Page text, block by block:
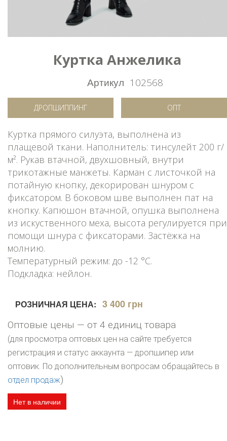
Куртка Анжелика
Артикул 102568
ДРОПШИППИНГ ОПТ
Куртка прямого силуэта, выполнена из
плащевой ткани. Наполнитель: тинсулейт 200 г/
м². Рукав втачной, двухшовный, внутри
трикотажные манжеты. Карман с листочкой на
потайную кнопку, декорирован шнуром с
фиксатором. В боковом шве выполнен пат на
кнопку. Капюшон втачной, опушка выполнена
из искуственного меха, высота регулируется при
помощи шнура с фиксаторами. Застёжка на
молнию.
Температурный режим: до -12 °C.
Подкладка: нейлон.
РОЗНИЧНАЯ ЦЕНА: 3 400 грн
Оптовые цены — от 4 единиц товара
(для просмотра оптовых цен на сайте требуется
регистрация и статус аккаунта — дропшипер или
оптовик. По дополнительным вопросам обращайтесь в
отдел продаж)
Нет в наличии